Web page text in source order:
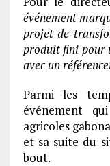
événement
projet de
produit fini pour
avec un
Parmi les
événement
agricoles
et sa suite du
bout.